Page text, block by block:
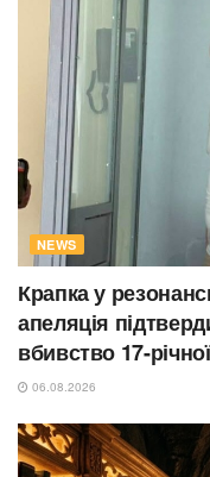
NEWS
Крапка у
апеляція
вбивство 17-
06.08.2026